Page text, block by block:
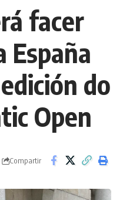
facer
España
do
Open
Compartir